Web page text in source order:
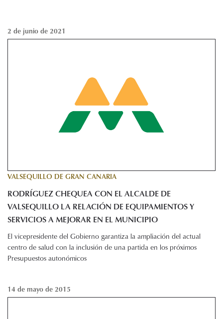
2 de junio de 2021
VALSEQUILLO DE GRAN CANARIA
RODRÍGUEZ CHEQUEA CON EL ALCALDE DE
VALSEQUILLO LA RELACIÓN DE EQUIPAMIENTOS Y
SERVICIOS A MEJORAR EN EL MUNICIPIO
El vicepresidente del Gobierno garantiza la ampliación del actual
centro de salud con la inclusión de una partida en los próximos
Presupuestos autonómicos
14 de mayo de 2015